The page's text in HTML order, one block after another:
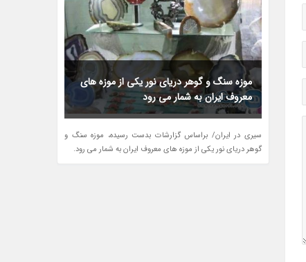
موزه سنگ و گوهر دریای نور یکی از موزه های
معروف ایران به شمار می رود
سیری در ایران/ براساس گزارشات بدست رسیده، موزه سنگ و
گوهر دریای نور یکی از موزه های معروف ایران به شمار می رود.